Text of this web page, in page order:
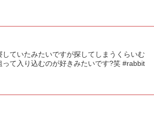
ていたみたいですが探してしまうくらいむ
て入り込むのが好きみたいです?笑 #rabbit